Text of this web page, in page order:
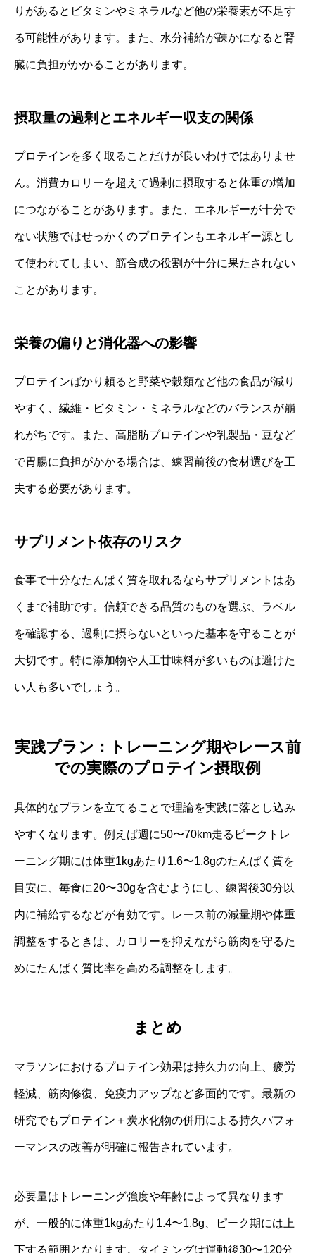
りがあるとビタミンやミネラルなど他の栄養素が不足す
る可能性があります。また、水分補給が疎かになると腎
臓に負担がかかることがあります。
摂取量の過剰とエネルギー収支の関係
プロテインを多く取ることだけが良いわけではありませ
ん。消費カロリーを超えて過剰に摂取すると体重の増加
につながることがあります。また、エネルギーが十分で
ない状態ではせっかくのプロテインもエネルギー源とし
て使われてしまい、筋合成の役割が十分に果たされない
ことがあります。
栄養の偏りと消化器への影響
プロテインばかり頼ると野菜や穀類など他の食品が減り
やすく、繊維・ビタミン・ミネラルなどのバランスが崩
れがちです。また、高脂肪プロテインや乳製品・豆など
で胃腸に負担がかかる場合は、練習前後の食材選びを工
夫する必要があります。
サプリメント依存のリスク
食事で十分なたんぱく質を取れるならサプリメントはあ
くまで補助です。信頼できる品質のものを選ぶ、ラベル
を確認する、過剰に摂らないといった基本を守ることが
大切です。特に添加物や人工甘味料が多いものは避けた
い人も多いでしょう。
実践プラン：トレーニング期やレース前
での実際のプロテイン摂取例
具体的なプランを立てることで理論を実践に落とし込み
やすくなります。例えば週に50〜70km走るピークトレ
ーニング期には体重1kgあたり1.6〜1.8gのたんぱく質を
目安に、毎食に20〜30gを含むようにし、練習後30分以
内に補給するなどが有効です。レース前の減量期や体重
調整をするときは、カロリーを抑えながら筋肉を守るた
めにたんぱく質比率を高める調整をします。
まとめ
マラソンにおけるプロテイン効果は持久力の向上、疲労
軽減、筋肉修復、免疫力アップなど多面的です。最新の
研究でもプロテイン＋炭水化物の併用による持久パフォ
ーマンスの改善が明確に報告されています。
必要量はトレーニング強度や年齢によって異なります
が、一般的に体重1kgあたり1.4〜1.8g、ピーク期には上
下する範囲となります。タイミングは運動後30〜120分